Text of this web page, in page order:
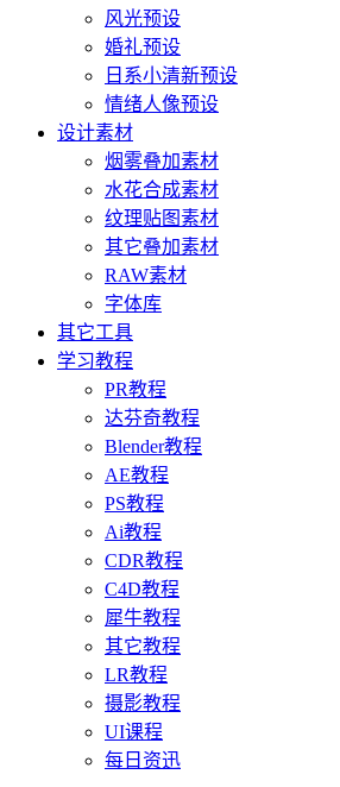
风光预设
婚礼预设
日系小清新预设
情绪人像预设
设计素材
烟雾叠加素材
水花合成素材
纹理贴图素材
其它叠加素材
RAW素材
字体库
其它工具
学习教程
PR教程
达芬奇教程
Blender教程
AE教程
PS教程
Ai教程
CDR教程
C4D教程
犀牛教程
其它教程
LR教程
摄影教程
UI课程
每日资迅